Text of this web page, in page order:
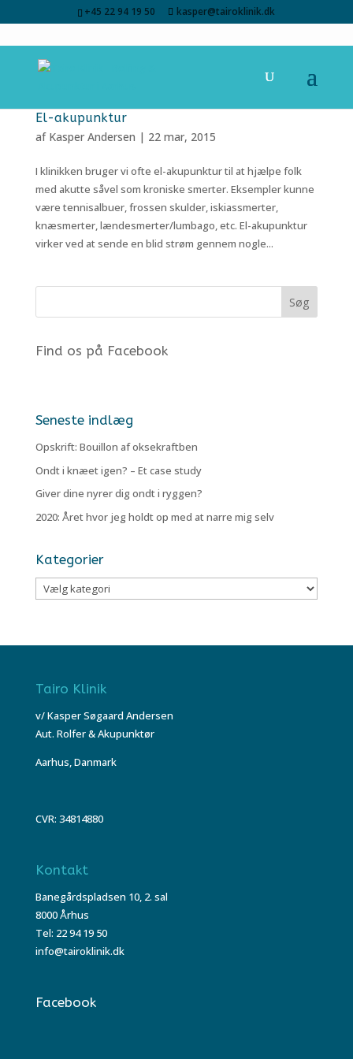
+45 22 94 19 50 kasper@tairoklinik.dk
El-akupunktur
af Kasper Andersen | 22 mar, 2015
I klinikken bruger vi ofte el-akupunktur til at hjælpe folk
med akutte såvel som kroniske smerter. Eksempler kunne
være tennisalbuer, frossen skulder, iskiassmerter,
knæsmerter, lændesmerter/lumbago, etc. El-akupunktur
virker ved at sende en blid strøm gennem nogle...
Find os på Facebook
Seneste indlæg
Opskrift: Bouillon af oksekraftben
Ondt i knæet igen? – Et case study
Giver dine nyrer dig ondt i ryggen?
2020: Året hvor jeg holdt op med at narre mig selv
Kategorier
Kategorier
Tairo Klinik
v/ Kasper Søgaard Andersen
Aut. Rolfer & Akupunktør
Aarhus, Danmark
CVR: 34814880
Kontakt
Banegårdspladsen 10, 2. sal
8000 Århus
Tel: 22 94 19 50
info@tairoklinik.dk
Facebook